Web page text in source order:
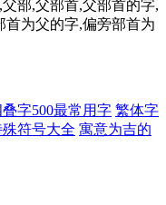
部,父部首,父部首的字,
为父的字,偏旁部首为
叠字500最常用字 繁体字
殊符号大全 寓意为吉的